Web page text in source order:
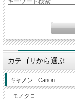
カテゴリから選ぶ
キャノン Canon
モノクロ